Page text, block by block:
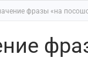
фразы «на